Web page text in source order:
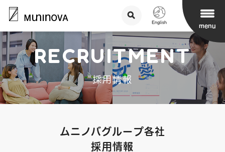
menu
RECRUITMENT
採用情報
ムニノバグループ各社
採用情報